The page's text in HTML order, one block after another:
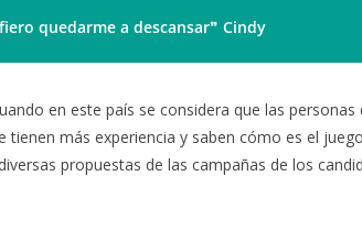
quedarme a descansar❞ Cindy
en este país se considera que las personas
más experiencia y saben cómo es el
propuestas de las campañas de los